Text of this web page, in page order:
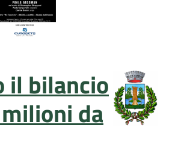
il bilancio
da